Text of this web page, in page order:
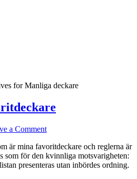
for Manliga deckare
a Comment
är mina favoritdeckare och reglerna är
som för den kvinnliga motsvarigheten:
presenteras utan inbördes ordning.